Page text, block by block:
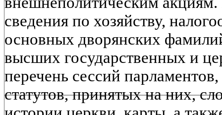
сведения по хозяйству,
основных дворянских
высших государственных и
перечень сессий
статутов, принятых на них,